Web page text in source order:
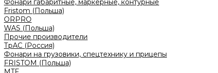
Фонари габаритные, маркерные, контурные
Fristom (Польша)
ORPRO
WAS (Польша)
Прочие производители
ТрАС (Россия)
Фонари на грузовики, спецтехнику и прицепы
FRISTOM (Польша)